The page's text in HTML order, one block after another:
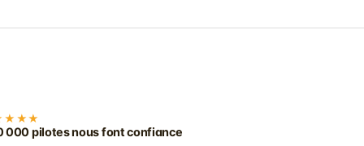
000 pilotes nous font confiance